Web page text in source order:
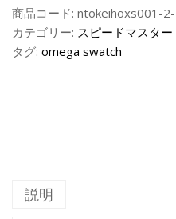
商品コード: ntokeihoxs001-
カテゴリー: スピードマスター
タグ: omega swatch
説明